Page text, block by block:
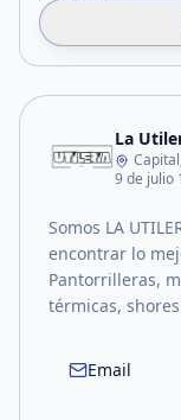
La
9 de julio
Somos LA
encontrar lo
Pantorrilleras,
térmicas,
Email